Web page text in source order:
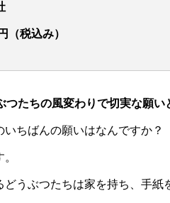
税込み）
つたちの風変わりで切実な願い
ちばんの願いはなんですか
うぶつたちは家を持ち、手紙